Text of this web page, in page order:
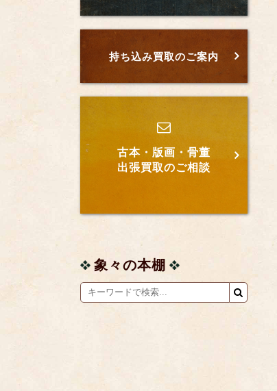
持ち込み買取のご案内
古本・版画・骨董
出張買取のご相談
象々の本棚